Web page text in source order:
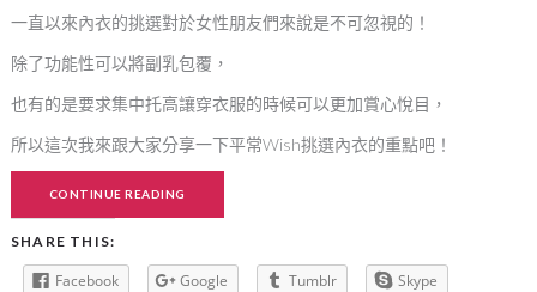
一直以來內衣的挑選對於女性朋友們來說是不可忽視的！
除了功能性可以將副乳包覆，
也有的是要求集中托高讓穿衣服的時候可以更加賞心悅目，
所以這次我來跟大家分享一下平常Wish挑選內衣的重點吧！
CONTINUE READING
SHARE THIS:
Facebook Google Tumblr
Skype